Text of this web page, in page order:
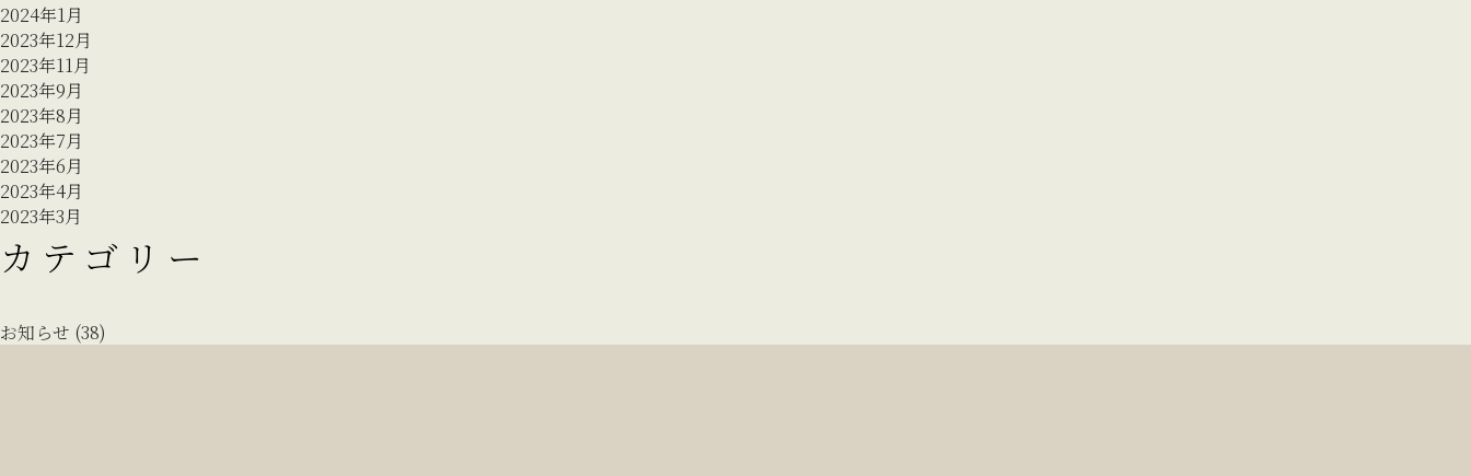
2024年1月
2023年12月
2023年11月
2023年9月
2023年8月
2023年7月
2023年6月
2023年4月
2023年3月
カテゴリー
お知らせ (38)